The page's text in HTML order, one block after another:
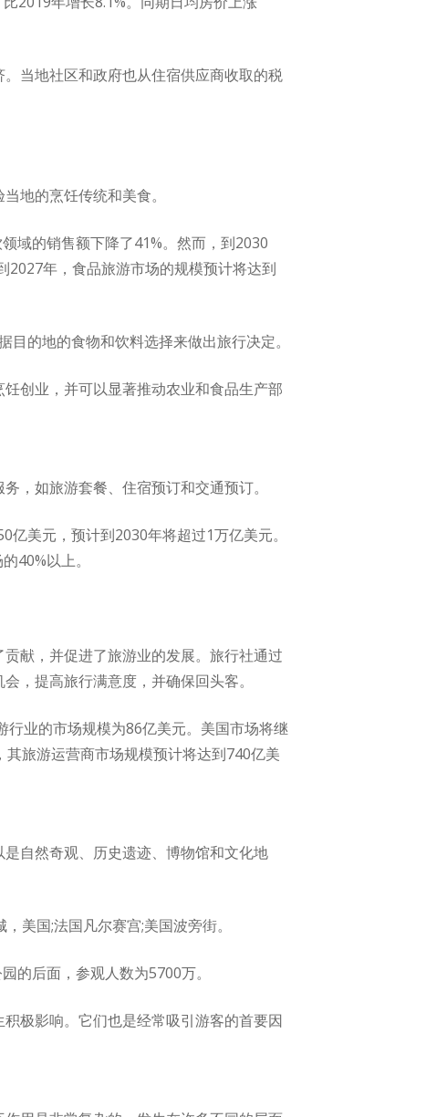
当地社区和政府也从住宿供应商收取的税
地的烹饪传统和美食。
域的销售额下降了41%。然而，到2030
2027年，食品旅游市场的规模预计将达到
的地的食物和饮料选择来做出旅行决定。
创业，并可以显著推动农业和食品生产部
，如旅游套餐、住宿预订和交通预订。
美元，预计到2030年将超过1万亿美元。
40%以上。
献，并促进了旅游业的发展。旅行社通过
，提高旅行满意度，并确保回头客。
业的市场规模为86亿美元。美国市场将继
旅游运营商市场规模预计将达到740亿美
自然奇观、历史遗迹、博物馆和文化地
美国;法国凡尔赛宫;美国波旁街。
的后面，参观人数为5700万。
极影响。它们也是经常吸引游客的首要因